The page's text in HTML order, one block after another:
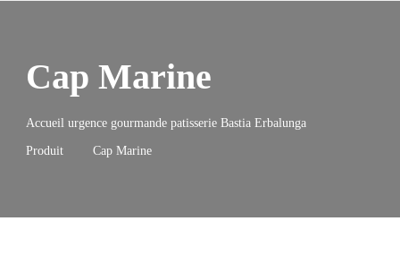
Cap Marine
Accueil urgence gourmande patisserie Bastia Erbalunga
Produit Cap Marine